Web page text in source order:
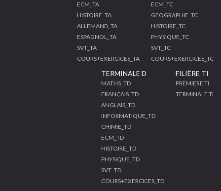
ECM_TA
HISTOIRE_TA
ALLEMAND_TA
ESPAGNOL_TA
SVT_TA
COURS+EXERCICES_TA
ECM_TC
GEOGRAPHIE_TC
HISTOIRE_TC
PHYSIQUE_TC
SVT_TC
COURS+EXERCICES_TC
TERMINALE D
MATHS_TD
FRANÇAIS_TD
ANGLAIS_TD
INFORMATIQUE_TD
CHIMIE_TD
ECM_TD
HISTOIRE_TD
PHYSIQUE_TD
SVT_TD
COURS+EXERCICES_TD
FILIÈRE TI
PREMIERE TI
TERMINALE TI